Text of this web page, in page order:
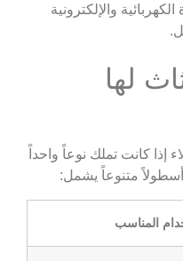
والإلكترونية
لها
إذا كانت تملك نوعاً واحداً
أسطولاً متنوعاً يشمل:
المناسب